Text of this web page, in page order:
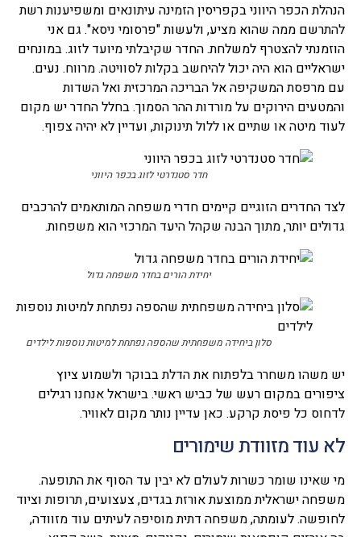
הנהלת הכפר היווני בקפריסין הזמינה עיתונאים ומשפיענות רשת
להתרשם ממה שהוא מציע, ולעשות "פרסומי ניסא". גם אני
הוזמנתי להצטרף למשלחת. החדר שקיבלתי מיועד לזוג. במונחים
ישראליים הוא היה יכול להיחשב בקלות לסוויטה. מרווח. נעים.
עם מרפסת המשקיפה אל הבריכה המרכזית ואל השדות
והמטעים הירוקים על מורדות ההר הסמוך. בחלל החדר יש מקום
לעוד מיטה או שתיים או ללול תינוקות, ועדיין לא יהיה צפוף.
חדר סטנדרטי לזוג בכפר היווני
לצד החדרים הזוגיים קיימים חדרי משפחה המותאמים להרכבים
גדולים יותר, מתוך הבנה שקהל היעד המרכזי הוא משפחות.
יחידת הורים בחדר משפחה גדול
סלון ביחידה משפחתית שהספה נפתחת למיטות נוספות לילדים
יש משהו משחרר בלפתוח את הדלת בבוקר ולשמוע ציוץ
ציפורים במקום רעש של כביש ראשי. בישראל אנחנו רגילים
לדחוס כל פיסת קרקע. כאן עדיין נותר מקום לאוויר.
לא עוד מזוודת שימורים
מי שאינו שומר כשרות לעולם לא יבין עד הסוף את התופעה.
משפחה ישראלית ממוצעת אורזת בגדים, צעצועים, תרופות וציוד
לחופשה. לעומתה, משפחה דתית מוסיפה לעיתים עוד מזוודה,